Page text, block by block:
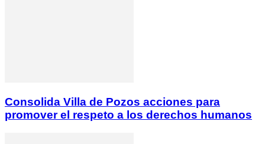
Consolida Villa de Pozos acciones para
promover el respeto a los derechos humanos